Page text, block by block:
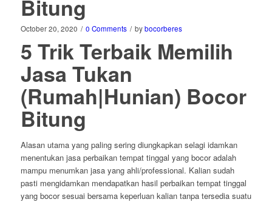
Bitung
October 20, 2020 / 0 Comments / bybocorberes
5 Trik Terbaik Memilih
Jasa Tukan
(Rumah|Hunian) Bocor
Bitung
Alasan utama yang paling sering diungkapkan selagi idamkan
menentukan jasa perbaikan tempat tinggal yang bocor adalah
mampu menumkan jasa yang ahli/professional. Kalian sudah
pasti mengidamkan mendapatkan hasil perbaikan tempat tinggal
yang bocor sesuai bersama keperluan kalian tanpa tersedia suatu